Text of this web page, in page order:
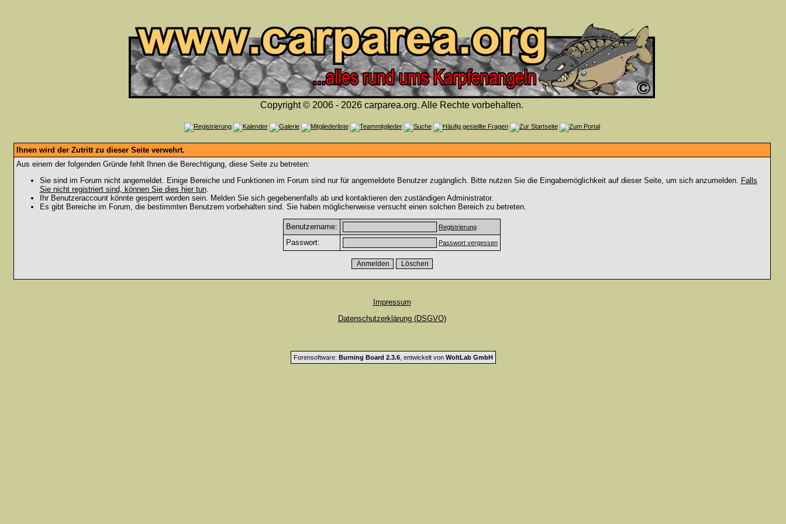
Copyright © 2006 - 2026 carparea.org. Alle Rechte vorbehalten.
Ihnen wird der Zutritt zu dieser Seite verwehrt.
Aus einem der folgenden Gründe fehlt Ihnen die Berechtigung, diese Seite zu betreten:
Sie sind im Forum nicht angemeldet. Einige Bereiche und Funktionen im Forum sind nur für angemeldete Benutzer zugänglich. Bitte nutzen Sie die Eingabemöglichkeit auf dieser Seite, um sich anzumelden. Falls
Sie nicht registriert sind, können Sie dies hier tun.
Ihr Benutzeraccount könnte gesperrt worden sein. Melden Sie sich gegebenenfalls ab und kontaktieren den zuständigen Administrator.
Es gibt Bereiche im Forum, die bestimmten Benutzern vorbehalten sind. Sie haben möglicherweise versucht einen solchen Bereich zu betreten.
Benutzername: Registrierung
Passwort: Passwort vergessen
Impressum
Datenschutzerklärung (DSGVO)
Forensoftware: Burning Board 2.3.6, entwickelt von WoltLab GmbH